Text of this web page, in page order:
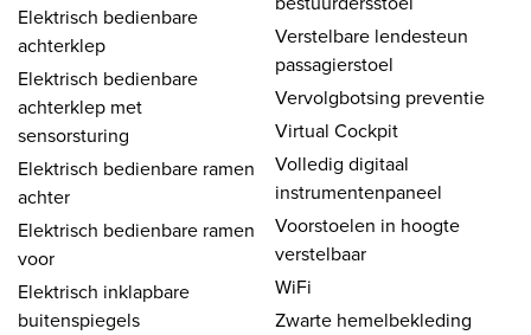
Elektrisch bedienbare
achterklep
Elektrisch bedienbare
achterklep met
sensorsturing
Elektrisch bedienbare ramen
achter
Elektrisch bedienbare ramen
voor
Elektrisch inklapbare
buitenspiegels
Verstelbare lendesteun
passagierstoel
Vervolgbotsing preventie
Virtual Cockpit
Volledig digitaal
instrumentenpaneel
Voorstoelen in hoogte
verstelbaar
WiFi
Zwarte hemelbekleding